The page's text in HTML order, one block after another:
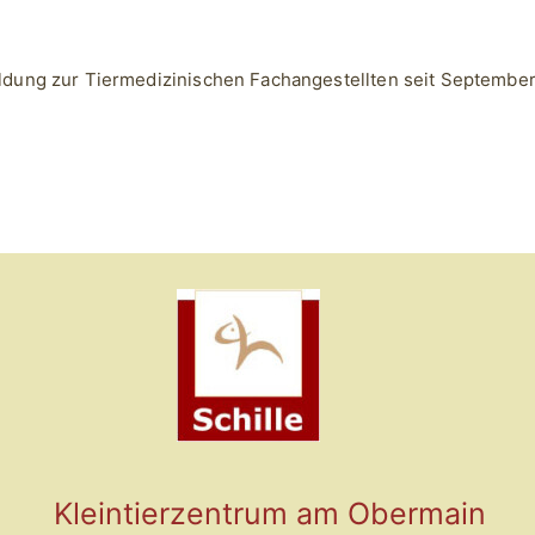
zur Tiermedizinischen Fachangestellten seit
Kleintierzentrum am Obermain